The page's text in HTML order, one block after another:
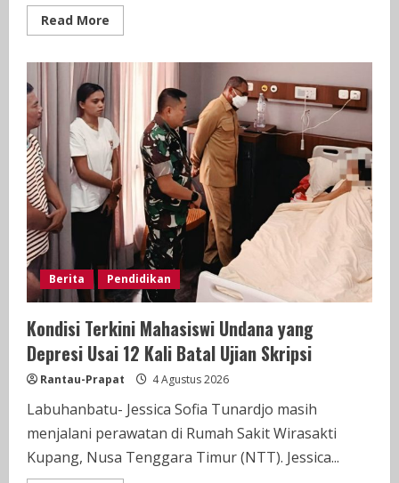
Read More
more
Pembunuhan
Tj
Morawa
Terkuak!
Pelakunya
Oknum
Polisi
Berita Pendidikan
Kondisi Terkini Mahasiswi Undana yang
Depresi Usai 12 Kali Batal Ujian Skripsi
Rantau-Prapat 4 Agustus 2026
Labuhanbatu- Jessica Sofia Tunardjo masih
menjalani perawatan di Rumah Sakit Wirasakti
Kupang, Nusa Tenggara Timur (NTT). Jessica...